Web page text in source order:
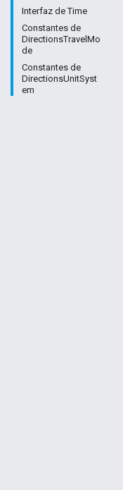
Interfaz de Time
Constantes de
DirectionsTravelMo
de
Constantes de
DirectionsUnitSyst
em